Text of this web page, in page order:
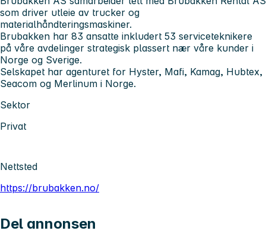
som driver utleie av trucker og
materialhåndteringsmaskiner.
Brubakken har 83 ansatte inkludert 53 serviceteknikere
på våre avdelinger strategisk plassert nær våre kunder i
Norge og Sverige.
Selskapet har agenturet for Hyster, Mafi, Kamag, Hubtex,
Seacom og Merlinum i Norge.
Sektor
Privat
Nettsted
https://brubakken.no/
Del annonsen